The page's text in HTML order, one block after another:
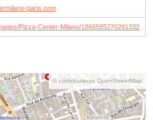
paris.com
Pizza-Center-Milano/1866585270291332
© contributeurs OpenStreetMap